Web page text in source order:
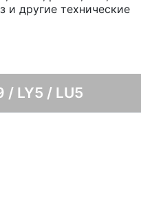
и другие технические
/ LY5 / LU5